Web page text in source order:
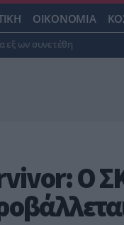
ΟΙΚΟΝΟΜΙΑ
εξ ων συνετέθη
Ο